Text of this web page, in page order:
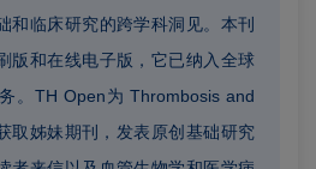
和临床研究的跨学科洞见。本刊
版和在线电子版，它已纳入全球
。TH Open为 Thrombosis and
取姊妹期刊，发表原创基础研究